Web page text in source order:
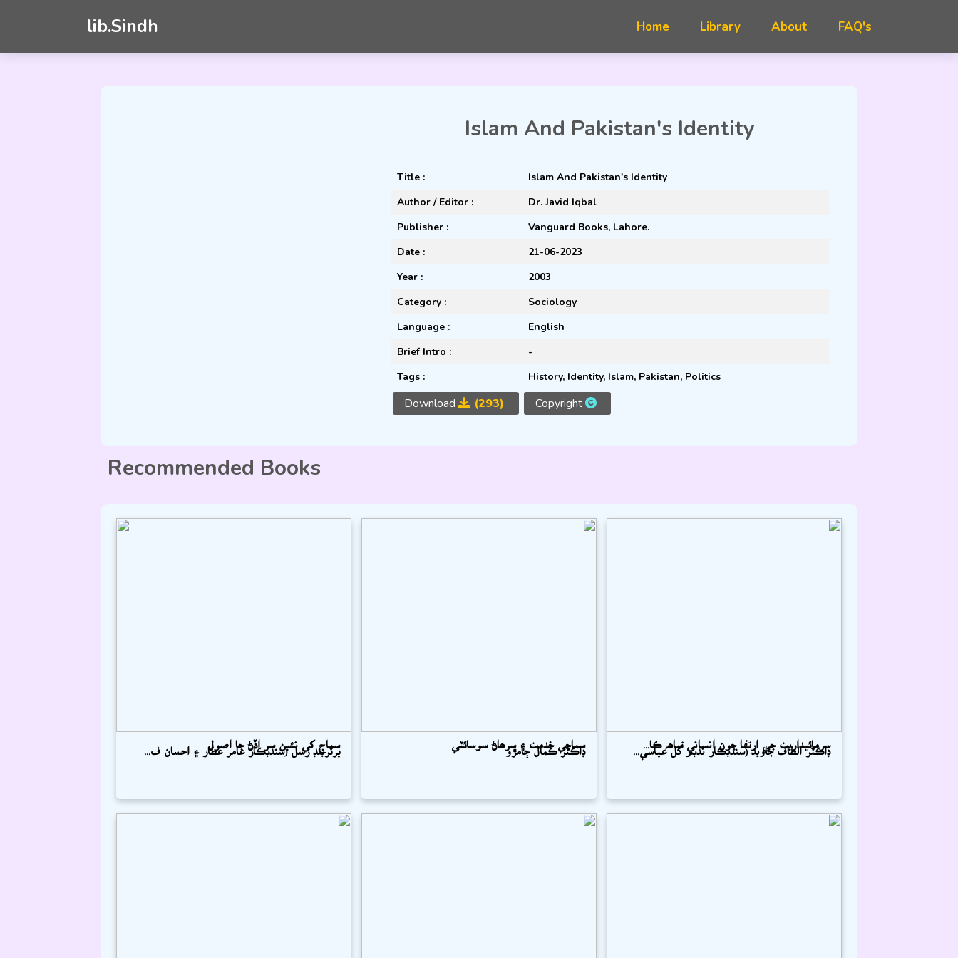
lib.Sindh FAQ's
Islam And Pakistan's Identity
Title :
Islam And Pakistan's Identity
Author / Editor :
Dr. Javid Iqbal
Publisher :
Vanguard Books, Lahore.
Date :
21-06-2023
Year :
2003
Category :
Sociology
Language :
English
Brief Intro :
-
Tags :
History, Identity, Islam, Pakistan, Politics
Download (293) Copyright
Recommended Books
سماج کي نئين سر اڏڻ جا اصول
برٽرينڊ رسل (سنڌيڪار عامر عطار ۽ احسان ف...
سماجي خدمت ۽ سرھاڻ سوسائٽي
ڊاڪٽر ڪمال ڄامڙو
سرمائيداريت جي ارتقا جون انساني تباھہ ڪا...
ڊاڪٽر الطاف جاويد (سنڌيڪار نديم گل عباسي...